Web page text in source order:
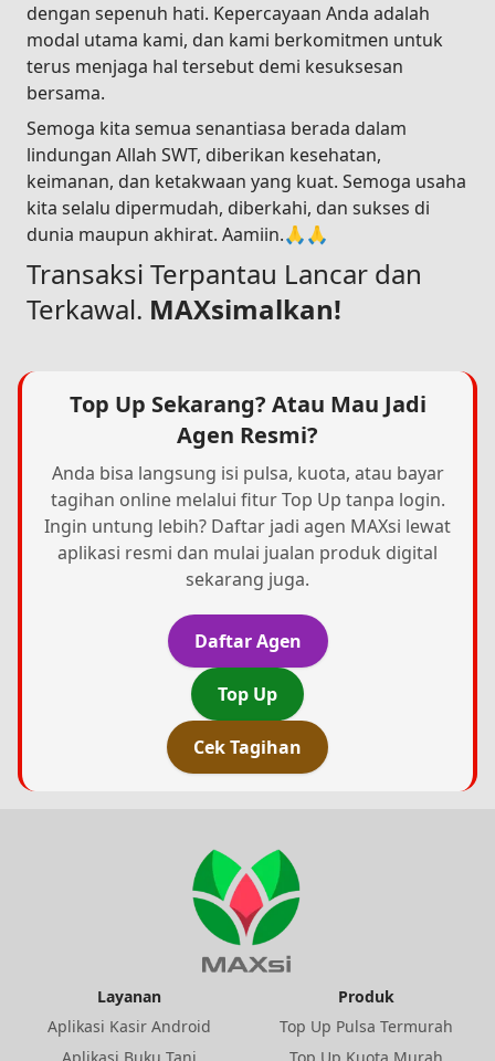
dengan sepenuh hati. Kepercayaan Anda adalah
modal utama kami, dan kami berkomitmen untuk
terus menjaga hal tersebut demi kesuksesan
bersama.
Semoga kita semua senantiasa berada dalam
lindungan Allah SWT, diberikan kesehatan,
keimanan, dan ketakwaan yang kuat. Semoga usaha
kita selalu dipermudah, diberkahi, dan sukses di
dunia maupun akhirat. Aamiin.🙏🙏
Transaksi Terpantau Lancar dan
Terkawal. MAXsimalkan!
Top Up Sekarang? Atau Mau Jadi
Agen Resmi?
Anda bisa langsung isi pulsa, kuota, atau bayar
tagihan online melalui fitur Top Up tanpa login.
Ingin untung lebih? Daftar jadi agen MAXsi lewat
aplikasi resmi dan mulai jualan produk digital
sekarang juga.
Daftar Agen
Top Up
Cek Tagihan
Layanan
Aplikasi Kasir Android
Produk
Top Up Pulsa Termurah